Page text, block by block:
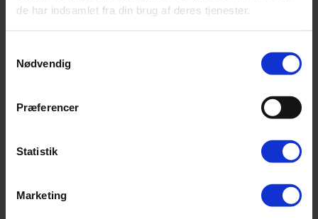
de har indsamlet fra din brug af deres tjenester.
Nødvendig
Præferencer
Statistik
Marketing